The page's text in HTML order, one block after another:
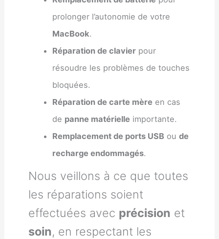
prolonger l’autonomie de votre
MacBook.
Réparation de clavier pour
résoudre les problèmes de touches
bloquées.
Réparation de carte mère en cas
de panne matérielle importante.
Remplacement de ports USB oude
recharge endommagés.
Nous veillons à ce que toutes
les réparations soient
effectuées avec précision et
soin, en respectant les